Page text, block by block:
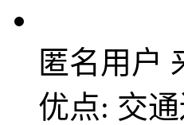
匿名用户
优点: 交